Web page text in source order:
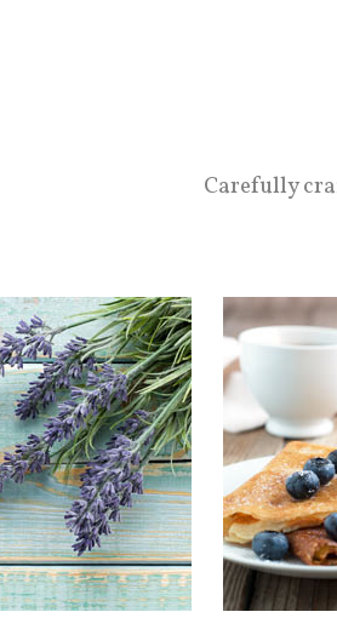
Carefully
OUR
Typi non
insitam; est
facit eorum
lectores
legunt
VIEW